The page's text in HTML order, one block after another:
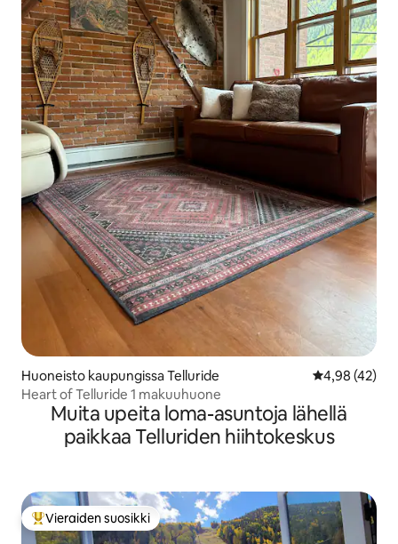
Huoneisto kaupungissa Telluride
4,98 (42)
Heart of Telluride 1 makuuhuone
Muita upeita loma-asuntoja lähellä
paikkaa Telluriden hiihtokeskus
Vieraiden suosikkien parhaimmistoa
Vieraiden suosikki